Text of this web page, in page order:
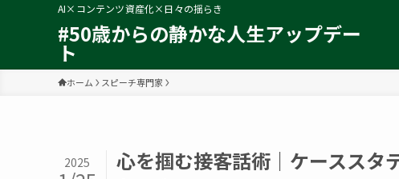
AI×コンテンツ資産化×日々の揺らき
#50歳からの静かな人生アップデー
ト
ホーム スピーチ専門家
心を掴む接客話術｜ケーススタ
2025